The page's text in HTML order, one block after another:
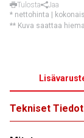
Tulosta
Jaa
* nettohinta |
** Kuva saattaa
Tekniset Tiedot